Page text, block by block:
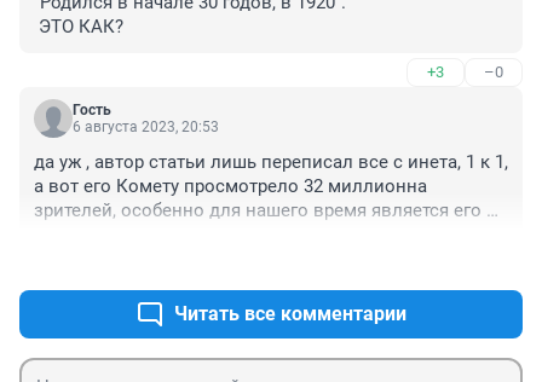
ЭТО КАК?
+3 –0
Гость
6 августа 2023, 20:53
да уж , автор статьи лишь переписал все с инета, 1 к 1,
а вот его Комету просмотрело 32 миллионна
зрителей, особенно для нашего время является его
Читать все комментарии